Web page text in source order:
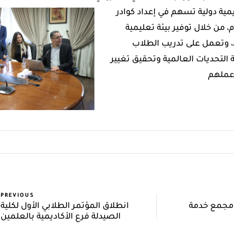
دولية تسهم في إعداد كوادر
من خلال توفير بيئة تعليمية
وتعمل على تدريب الطلاب
التحديات العالمية وتحقيق تغيير
عملهم
PREVIOUS
انطلاق المؤتمر الطلابي الأول لكلية
الصيدلة فرع الأكاديمية بالعلمين
مجمع خدمة